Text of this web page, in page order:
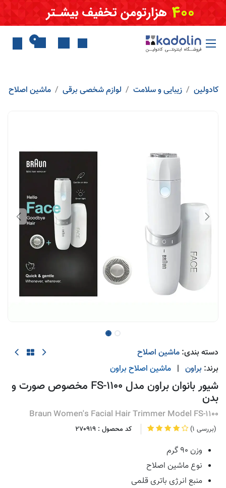
Skip to Content
0
کادولین زیبایی و سلامت لوازم شخصی برقی ماشین اصلاح
دسته بندی: ماشین اصلاح
برند: براون | ماشین اصلاح براون
شیور بانوان براون مدل FS-1100 مخصوص صورت و
بدن
Braun Women's Facial Hair Trimmer Model FS-1100
(1 بررسی) کد محصول : 270919
وزن 90 گرم
نوع ماشین اصلاح
منبع انرژی باتری قلمی